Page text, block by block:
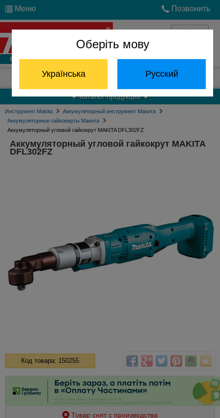
Оберіть мову
Українська Русский
Меню Позвонить
Войти
Отдел запчастей: (068) 824-24-24
Каталог продукции
Инструмент Makita
Аккумуляторный инструмент Макита
Аккумуляторные гайковерты Макита
Аккумуляторный угловой гайкокрут MAKITA DFL302FZ
Аккумуляторный угловой гайкокрут MAKITA
DFL302FZ
Код товара: 150255
Товар снят с производства